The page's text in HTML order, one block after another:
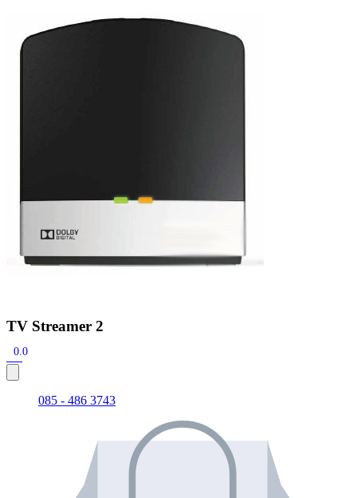
Zoeken
Bekijk
TV Streamer 2
0.0
085 - 486 3743